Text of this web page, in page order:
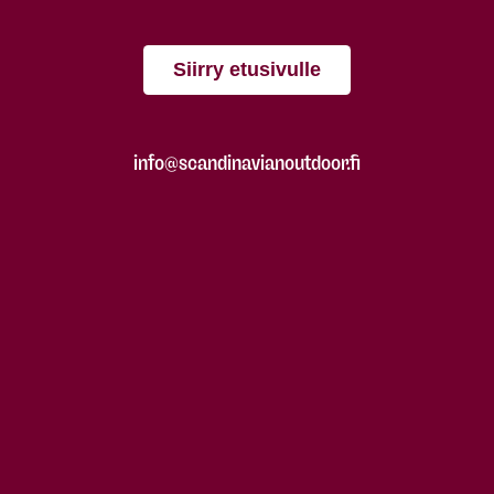
Siirry etusivulle
info@scandinavianoutdoor.fi